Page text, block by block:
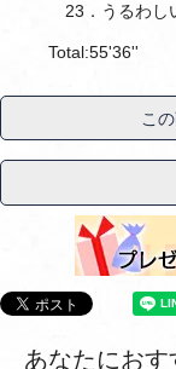
23．うるわ
Total:55'36''
こ
あなたにおす